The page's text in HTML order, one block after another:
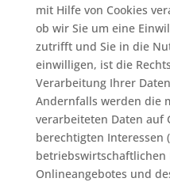
mit Hilfe von Cookies
ob wir Sie um eine
zutrifft und Sie in die
einwilligen, ist die
Verarbeitung Ihrer
Andernfalls werden die
verarbeiteten Daten auf
berechtigten Interessen
betriebswirtschaftlichen
Onlineangebotes und